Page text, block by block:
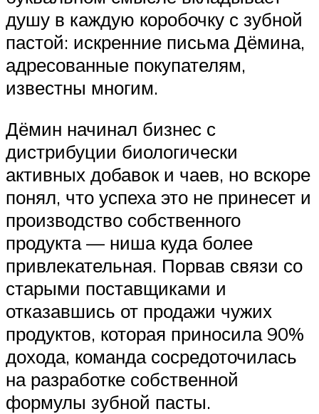
душу в каждую коробочку с зубной
пастой: искренние письма Дёмина,
адресованные покупателям,
известны многим.
Дёмин начинал бизнес с
дистрибуции биологически
активных добавок и чаев, но вскоре
понял, что успеха это не принесет и
производство собственного
продукта — ниша куда более
привлекательная. Порвав связи со
старыми поставщиками и
отказавшись от продажи чужих
продуктов, которая приносила 90%
дохода, команда сосредоточилась
на разработке собственной
формулы зубной пасты.